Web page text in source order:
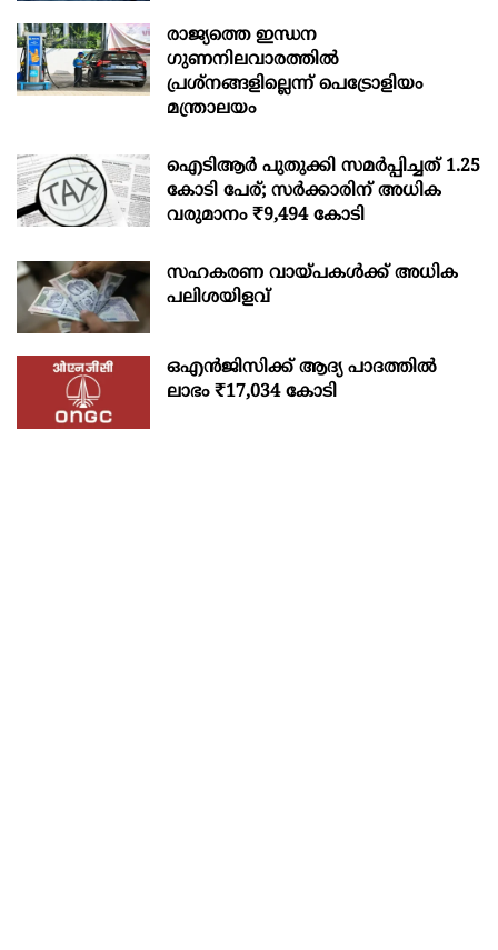
രാജ്യത്തെ ഇന്ധന
ഗുണനിലവാരത്തില്‍
പ്രശ്‌നങ്ങളില്ലെന്ന് പെട്രോളിയം
മന്ത്രാലയം
ഐടിആര്‍ പുതുക്കി സമർപ്പിച്ചത് 1.25
കോടി പേര്; സർക്കാരിന് അധിക
വരുമാനം ₹9,494 കോടി
സഹകരണ വായ്പകള്‍ക്ക് അധിക
പലിശയിളവ്
ഒഎന്‍ജിസിക്ക് ആദ്യ പാദത്തില്‍
ലാഭം ₹17,034 കോടി